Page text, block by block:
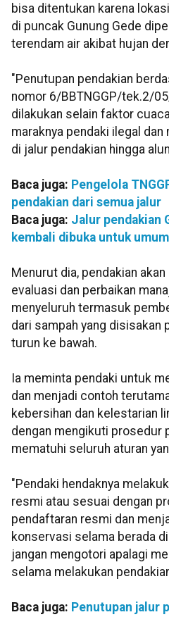
bisa ditentukan karena
di puncak Gunung Gede
terendam air akibat hujan
"Penutupan pendakian
nomor 6/BBTNGGP/tek.2/
dilakukan selain faktor
maraknya pendaki ilegal
di jalur pendakian hingga
Baca juga: Pengelola
pendakian dari semua jalur
Baca juga: Jalur pendakian
kembali dibuka untuk umum
Menurut dia, pendakian
evaluasi dan perbaikan
menyeluruh termasuk
dari sampah yang disisakan
turun ke bawah.
Ia meminta pendaki untuk
dan menjadi contoh
kebersihan dan kelestarian
dengan mengikuti prosedur
mematuhi seluruh aturan
"Pendaki hendaknya
resmi atau sesuai dengan
pendaftaran resmi dan
konservasi selama berada
jangan mengotori apalagi
selama melakukan
Baca juga: Penutupan jalur